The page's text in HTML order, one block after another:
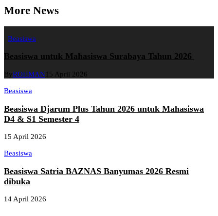
More News
Beasiswa
Beasiswa untuk Mahasiswa Surabaya Tahun 2026
ByROHMAN15 April 2026
Beasiswa
Beasiswa Djarum Plus Tahun 2026 untuk Mahasiswa
D4 & S1 Semester 4
15 April 2026
Beasiswa
Beasiswa Satria BAZNAS Banyumas 2026 Resmi
dibuka
14 April 2026